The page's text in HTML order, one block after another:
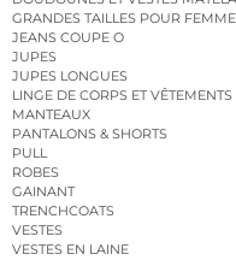
GRANDES TAILLES POUR FEMME
JEANS COUPE O
JUPES
JUPES LONGUES
LINGE DE CORPS ET VÊTEMENTS
MANTEAUX
PANTALONS & SHORTS
PULL
ROBES
GAINANT
TRENCHCOATS
VESTES
VESTES EN LAINE